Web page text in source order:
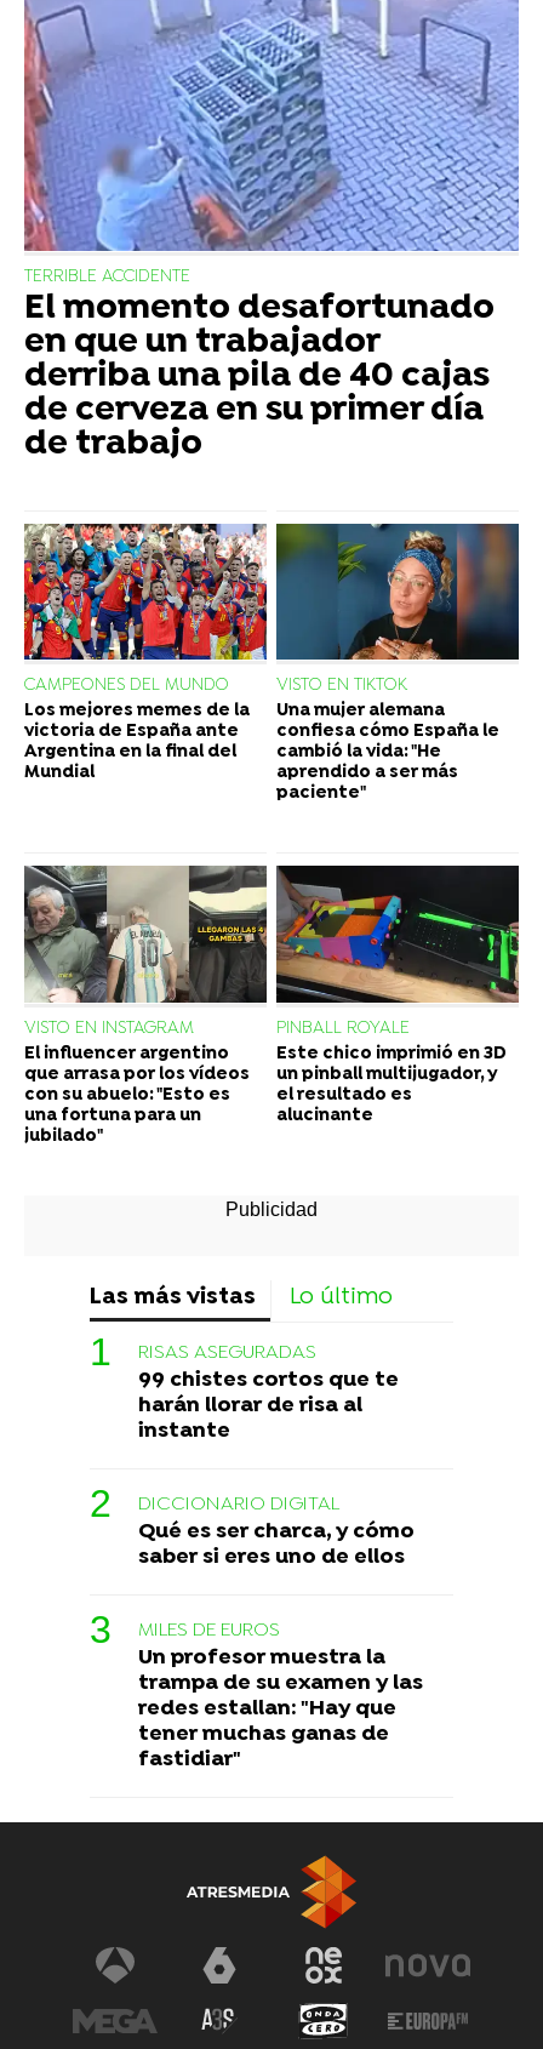
TERRIBLE ACCIDENTE
El momento desafortunado
en que un trabajador
derriba una pila de 40 cajas
de cerveza en su primer día
de trabajo
CAMPEONES DEL MUNDO
Los mejores memes de la
victoria de España ante
Argentina en la final del
Mundial
VISTO EN TIKTOK
Una mujer alemana
confiesa cómo España le
cambió la vida: "He
aprendido a ser más
paciente"
VISTO EN INSTAGRAM
El influencer argentino
que arrasa por los vídeos
con su abuelo: "Esto es
una fortuna para un
jubilado"
PINBALL ROYALE
Este chico imprimió en 3D
un pinball multijugador, y
el resultado es
alucinante
Las más vistas Lo último
RISAS ASEGURADAS
99 chistes cortos que te
harán llorar de risa al
instante
DICCIONARIO DIGITAL
Qué es ser charca, y cómo
saber si eres uno de ellos
MILES DE EUROS
Un profesor muestra la
trampa de su examen y las
redes estallan: "Hay que
tener muchas ganas de
fastidiar"